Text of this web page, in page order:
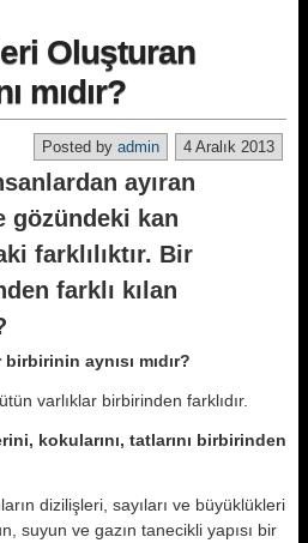
Oluşturan
mıdır?
4 Aralık 2013
Posted by admin
ayıran
gözündeki kan
farklılıktır. Bir
farklı kılan
aynısı mıdır?
varlıklar birbirinden farklıdır.
kokularını, tatlarını birbirinden
dizilişleri, sayıları ve büyüklükleri
suyun ve gazın tanecikli yapısı bir